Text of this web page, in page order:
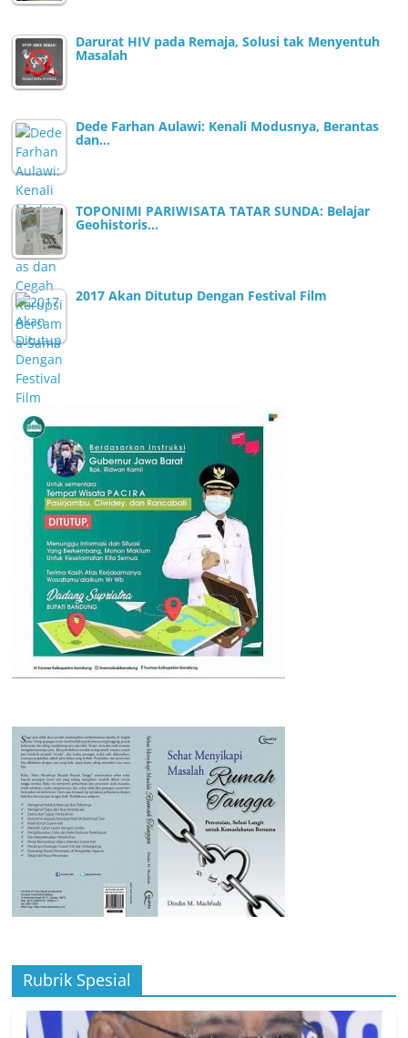
Darurat HIV pada Remaja, Solusi tak Menyentuh
Masalah
Dede Farhan Aulawi: Kenali Modusnya, Berantas
dan…
TOPONIMI PARIWISATA TATAR SUNDA: Belajar
Geohistoris…
2017 Akan Ditutup Dengan Festival Film
Rubrik Spesial